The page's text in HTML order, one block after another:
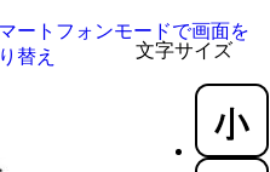
文字サイズ
ートフォンモードで画面を
替え